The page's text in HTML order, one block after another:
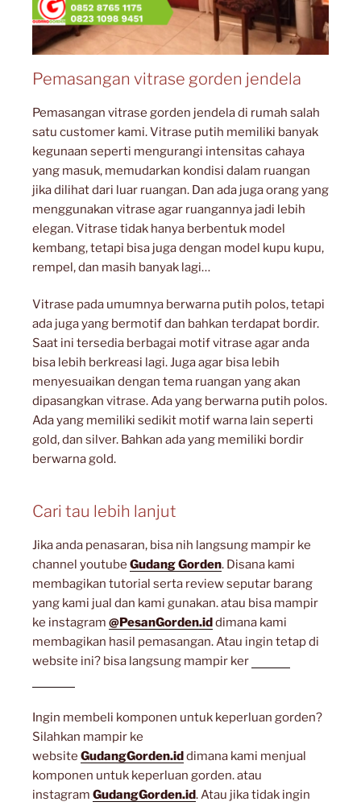
Pemasangan vitrase gorden jendela
Pemasangan vitrase gorden jendela di rumah salah
satu customer kami. Vitrase putih memiliki banyak
kegunaan seperti mengurangi intensitas cahaya
yang masuk, memudarkan kondisi dalam ruangan
jika dilihat dari luar ruangan. Dan ada juga orang yang
menggunakan vitrase agar ruangannya jadi lebih
elegan. Vitrase tidak hanya berbentuk model
kembang, tetapi bisa juga dengan model kupu kupu,
rempel, dan masih banyak lagi…
Vitrase pada umumnya berwarna putih polos, tetapi
ada juga yang bermotif dan bahkan terdapat bordir.
Saat ini tersedia berbagai motif vitrase agar anda
bisa lebih berkreasi lagi. Juga agar bisa lebih
menyesuaikan dengan tema ruangan yang akan
dipasangkan vitrase. Ada yang berwarna putih polos.
Ada yang memiliki sedikit motif warna lain seperti
gold, dan silver. Bahkan ada yang memiliki bordir
berwarna gold.
Cari tau lebih lanjut
Jika anda penasaran, bisa nih langsung mampir ke
channel youtube Gudang Gorden. Disana kami
membagikan tutorial serta review seputar barang
yang kami jual dan kami gunakan. atau bisa mampir
ke instagram @PesanGorden.iddimana kami
membagikan hasil pemasangan. Atau ingin tetap di
website ini? bisa langsung mampir ker
Ingin membeli komponen untuk keperluan gorden?
Silahkan mampir ke
website GudangGorden.iddimana kami menjual
komponen untuk keperluan gorden. atau
instagram GudangGorden.id. Atau jika tidak ingin